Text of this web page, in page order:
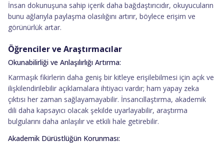
İnsan dokunuşuna sahip içerik daha bağdaştırıcıdır, okuyucuların
bunu ağlarıyla paylaşma olasılığını artırır, böylece erişim ve
görünürlük artar.
Öğrenciler ve Araştırmacılar
Okunabilirliği ve Anlaşılırlığı Artırma:
Karmaşık fikirlerin daha geniş bir kitleye erişilebilmesi için açık ve
ilişkilendirilebilir açıklamalara ihtiyacı vardır; ham yapay zeka
çıktısı her zaman sağlayamayabilir. İnsancıllaştırma, akademik
dili daha kapsayıcı olacak şekilde uyarlayabilir, araştırma
bulgularını daha anlaşılır ve etkili hale getirebilir.
Akademik Dürüstlüğün Korunması: